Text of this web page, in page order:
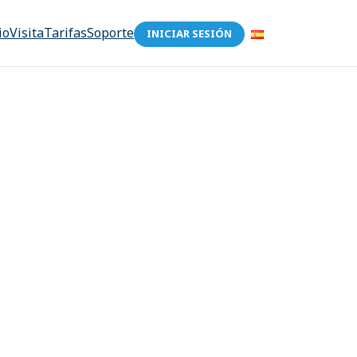
VisitaTarifasSoporte INICIAR SESIÓN